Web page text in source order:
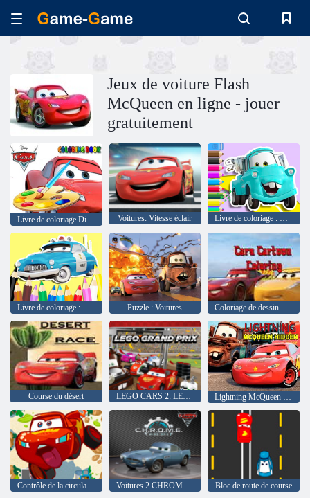
Jeux de voiture Flash
McQueen en ligne - jouer
gratuitement
Livre de coloriage Disney Cars Voitures: Vitesse éclair Livre de coloriage : Mater Cars
Livre de coloriage : Shérif des voitures Puzzle : Voitures Coloriage de dessin animé de voitures
Course du désert LEGO CARS 2: LEGO Grand Prix Lightning McQueen caché
Bloc de route de course